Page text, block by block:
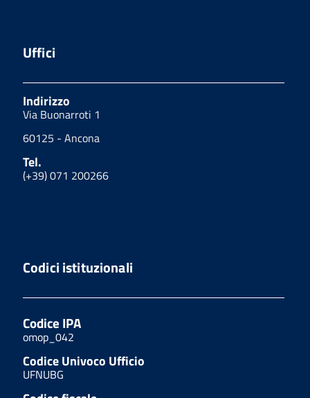
Uffici
Indirizzo
Via Buonarroti 1
60125 - Ancona
Tel.
(+39) 071 200266
Codici istituzionali
Codice IPA
omop_042
Codice Univoco Ufficio
UFNUBG